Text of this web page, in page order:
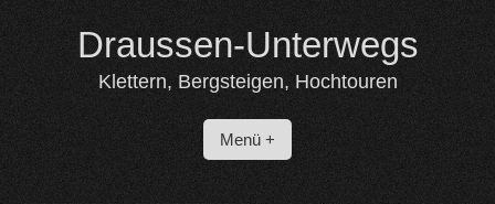
content
Draussen-Unterwegs
Klettern, Bergsteigen, Hochtouren
Menü +